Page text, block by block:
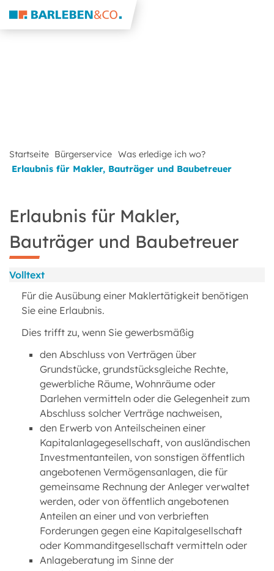
Startseite Bürgerservice Was erledige ich wo?
Erlaubnis für Makler, Bauträger und Baubetreuer
Erlaubnis für Makler,
Bauträger und Baubetreuer
Volltext
Für die Ausübung einer Maklertätigkeit benötigen
Sie eine Erlaubnis.
Dies trifft zu, wenn Sie gewerbsmäßig
den Abschluss von Verträgen über
Grundstücke, grundstücksgleiche Rechte,
gewerbliche Räume, Wohnräume oder
Darlehen vermitteln oder die Gelegenheit zum
Abschluss solcher Verträge nachweisen,
den Erwerb von Anteilscheinen einer
Kapitalanlagegesellschaft, von ausländischen
Investmentanteilen, von sonstigen öffentlich
angebotenen Vermögensanlagen, die für
gemeinsame Rechnung der Anleger verwaltet
werden, oder von öffentlich angebotenen
Anteilen an einer und von verbrieften
Forderungen gegen eine Kapitalgesellschaft
oder Kommanditgesellschaft vermitteln oder
Anlageberatung im Sinne der